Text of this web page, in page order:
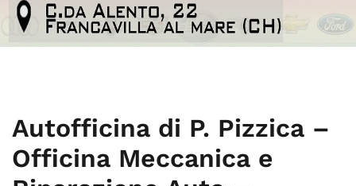
Autofficina di P. Pizzica –
Officina Meccanica e